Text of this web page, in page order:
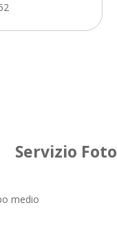
Servizio
medio